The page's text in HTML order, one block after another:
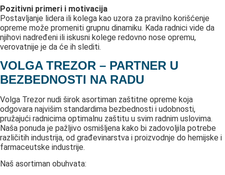
Pozitivni primeri i motivacija
Postavljanje lidera ili kolega kao uzora za pravilno korišćenje
opreme može promeniti grupnu dinamiku. Kada radnici vide da
njihovi nadređeni ili iskusni kolege redovno nose opremu,
verovatnije je da će ih slediti.
VOLGA TREZOR – PARTNER U
BEZBEDNOSTI NA RADU
Volga Trezor nudi širok asortiman zaštitne opreme koja
odgovara najvišim standardima bezbednosti i udobnosti,
pružajući radnicima optimalnu zaštitu u svim radnim uslovima.
Naša ponuda je pažljivo osmišljena kako bi zadovoljila potrebe
različitih industrija, od građevinarstva i proizvodnje do hemijske i
farmaceutske industrije.
Naš asortiman obuhvata: